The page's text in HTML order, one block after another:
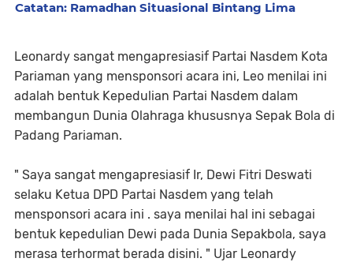
Catatan: Ramadhan Situasional Bintang Lima
Leonardy sangat mengapresiasif Partai Nasdem Kota
Pariaman yang mensponsori acara ini, Leo menilai ini
adalah bentuk Kepedulian Partai Nasdem dalam
membangun Dunia Olahraga khususnya Sepak Bola di
Padang Pariaman.
" Saya sangat mengapresiasif Ir, Dewi Fitri Deswati
selaku Ketua DPD Partai Nasdem yang telah
mensponsori acara ini . saya menilai hal ini sebagai
bentuk kepedulian Dewi pada Dunia Sepakbola, saya
merasa terhormat berada disini. " Ujar Leonardy